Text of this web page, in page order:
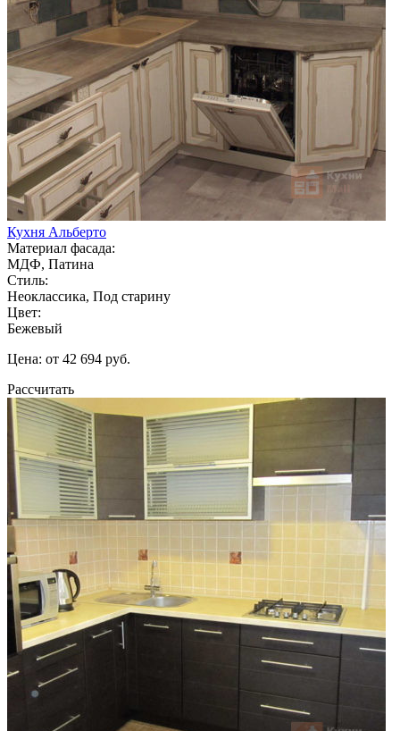
Кухня Альберто
Материал фасада:
МДФ, Патина
Стиль:
Неоклассика, Под старину
Цвет:
Бежевый
Цена: от 42 694 руб.
Рассчитать